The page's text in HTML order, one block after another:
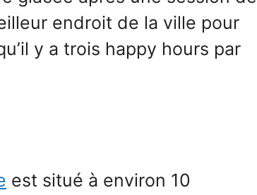
endroit de la ville pour
y a trois happy hours par
est situé à environ 10